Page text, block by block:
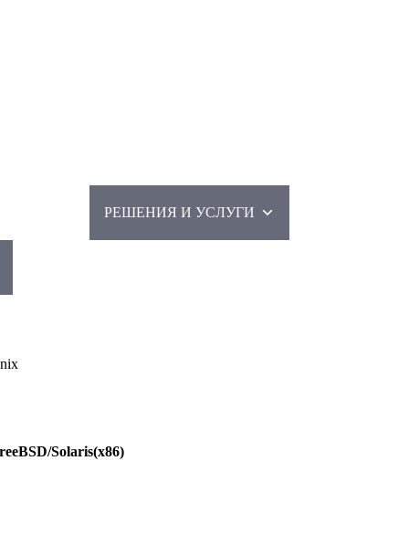
РЕШЕНИЯ И УСЛУГИ
Solaris(x86)